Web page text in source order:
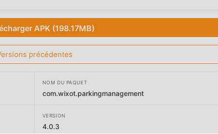
APK (198.17MB)
précédentes
NOM DU PAQUET
com.wixot.parkingmanagement
VERSION
4.0.3